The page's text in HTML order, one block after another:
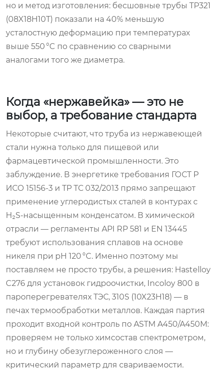
но и метод изготовления: бесшовные трубы TP321
(08X18H10T) показали на 40% меньшую
усталостную деформацию при температурах
выше 550 °C по сравнению со сварными
аналогами того же диаметра.
Когда «нержавейка» — это не
выбор, а требование стандарта
Некоторые считают, что труба из нержавеющей
стали нужна только для пищевой или
фармацевтической промышленности. Это
заблуждение. В энергетике требования ГОСТ Р
ИСО 15156-3 и ТР ТС 032/2013 прямо запрещают
применение углеродистых сталей в контурах с
H₂S-насыщенным конденсатом. В химической
отрасли — регламенты API RP 581 и EN 13445
требуют использования сплавов на основе
никеля при pH 120 °C. Именно поэтому мы
поставляем не просто трубы, а решения: Hastelloy
C276 для установок гидроочистки, Incoloy 800 в
пароперегревателях ТЭС, 310S (10X23H18) — в
печах термообработки металлов. Каждая партия
проходит входной контроль по ASTM A450/A450M:
проверяем не только химсостав спектрометром,
но и глубину обезуглероженного слоя —
критический параметр для свариваемости.